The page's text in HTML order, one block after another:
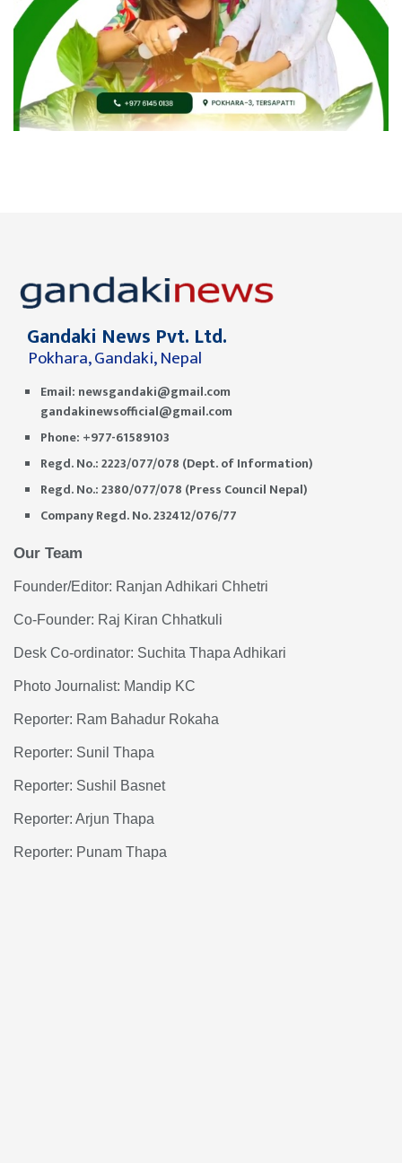
Gandaki News Pvt. Ltd.
Pokhara, Gandaki, Nepal
Email: newsgandaki@gmail.com
gandakinewsofficial@gmail.com
Phone: +977-61589103
Regd. No.: 2223/077/078 (Dept. of Information)
Regd. No.: 2380/077/078 (Press Council Nepal)
Company Regd. No. 232412/076/77
Our Team
Founder/Editor: Ranjan Adhikari Chhetri
Co-Founder: Raj Kiran Chhatkuli
Desk Co-ordinator: Suchita Thapa Adhikari
Photo Journalist: Mandip KC
Reporter: Ram Bahadur Rokaha
Reporter: Sunil Thapa
Reporter: Sushil Basnet
Reporter: Arjun Thapa
Reporter: Punam Thapa